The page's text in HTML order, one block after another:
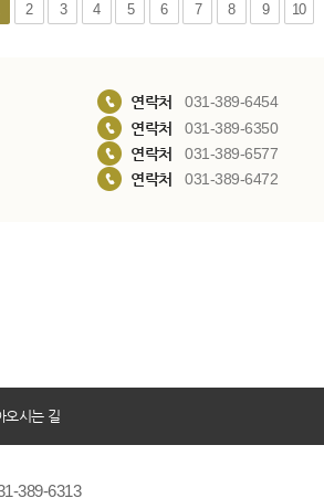
2 3 4 5 6 7 8 9 10
연락처
031-389-6454
연락처
031-389-6350
연락처
031-389-6577
연락처 031-389-6472
오시는 길
389-6313